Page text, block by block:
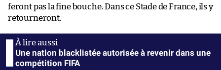
feront pas la fine bouche. Dans ce Stade de France, ils y
retourneront.
Une nation blacklistée autorisée à revenir dans une
compétition FIFA